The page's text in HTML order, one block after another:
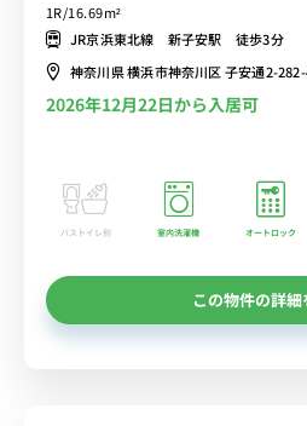
Wi-Fi格安レンタル中！
1R/16.69m²
JR京浜東北線 新子安駅 徒歩3分
神奈川県 横浜市神奈川区 子安通2-
2026年12月22日から入居可
バストイレ別 室内洗濯機 オートロック
この物件の詳細